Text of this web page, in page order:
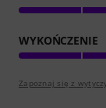
WYKOŃCZENIE
Zapoznaj się z